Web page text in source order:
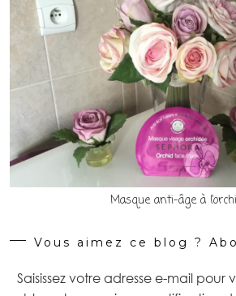
Masque anti-âge à
Vous aimez ce blog ?
Saisissez votre adresse e-mail